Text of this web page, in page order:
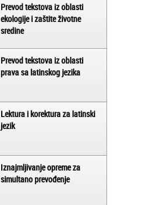
Prevod tekstova iz oblasti
ekologije i zaštite životne
sredine
Prevod tekstova iz oblasti
prava sa latinskog jezika
Lektura i korektura za latinski
jezik
Iznajmljivanje opreme za
simultano prevođenje